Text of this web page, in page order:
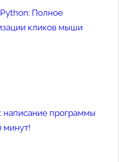
Полное
кликов мыши
написание программы
минут!